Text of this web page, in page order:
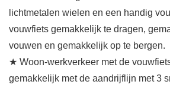
lichtmetalen wielen en een handig
vouwfiets gemakkelijk te dragen,
vouwen en gemakkelijk op te bergen.
★ Woon-werkverkeer met de
gemakkelijk met de aandrijflijn met 3